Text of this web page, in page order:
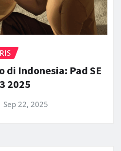
di Indonesia: Pad SE
2025
Sep 22, 2025